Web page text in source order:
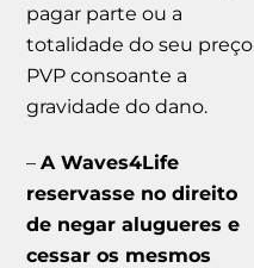
pagar parte ou a
totalidade do seu preço
PVP consoante a
gravidade do dano.
–A Waves4Life
reservasse no direito
de negar alugueres e
cessar os mesmos